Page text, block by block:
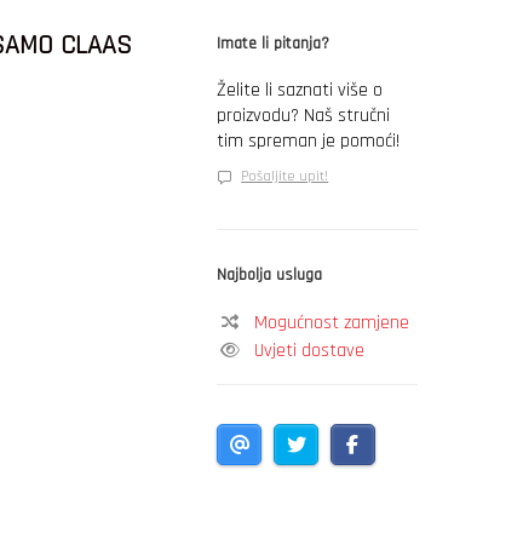
CLAAS Imate li pitanja?
Želite li saznati više o
proizvodu? Naš stručni
tim spreman je pomoći!
Pošaljite upit!
Najbolja usluga
Mogućnost zamjene
Uvjeti dostave